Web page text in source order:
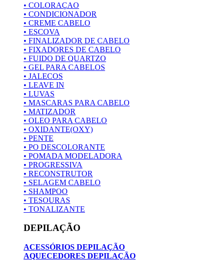
• COLORAÇAO
• CONDICIONADOR
• CREME CABELO
• ESCOVA
• FINALIZADOR DE CABELO
• FIXADORES DE CABELO
• FUIDO DE QUARTZO
• GEL PARA CABELOS
• JALECOS
• LEAVE IN
• LUVAS
• MASCARAS PARA CABELO
• MATIZADOR
• OLEO PARA CABELO
• OXIDANTE(OXY)
• PENTE
• PO DESCOLORANTE
• POMADA MODELADORA
• PROGRESSIVA
• RECONSTRUTOR
• SELAGEM CABELO
• SHAMPOO
• TESOURAS
• TONALIZANTE
DEPILAÇÃO
ACESSÓRIOS DEPILAÇÃO
AQUECEDORES DEPILAÇÃO